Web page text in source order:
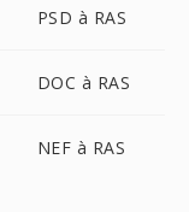
PSD à RAS
DOC à RAS
NEF à RAS